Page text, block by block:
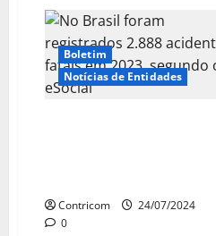
Mão
de
obra
não
qualificada
é
desafio
Boletim
Notícias de Entidades
Contricom
24/07/2024
0